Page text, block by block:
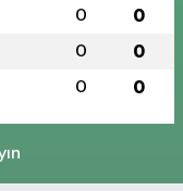
0 0
0 0
0 0